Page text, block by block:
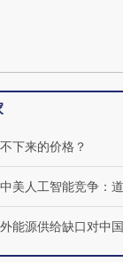
马航飞行员跨
下来的价格？
中美人工智能竞争：
能源供给缺口对中